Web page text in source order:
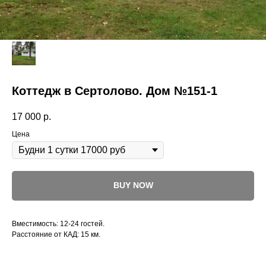
Коттедж в Сертолово. Дом №151-1
17 000 р.
Цена
BUY NOW
Вместимость: 12-24 гостей.
Расстояние от КАД: 15 км.